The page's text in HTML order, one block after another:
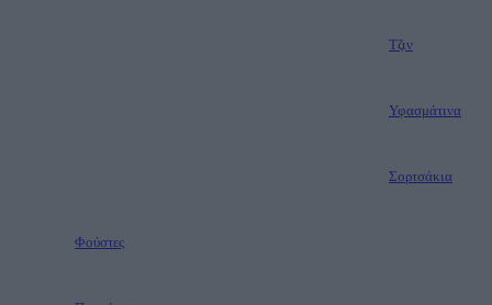
Τζιν
Υφασμάτινα
Σορτσάκια
Φούστες